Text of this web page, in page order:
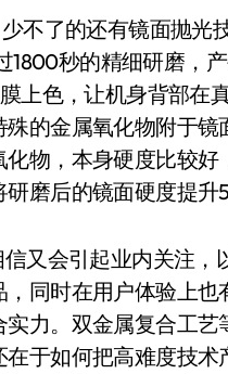
不了的还有镜面抛
1800秒的精细研磨，
上色，让机身背部在
的金属氧化物附于
物，本身硬度比较
磨后的镜面硬度提升
又会引起业内关注
同时在用户体验上
力。双金属复合工
于如何把高难度技